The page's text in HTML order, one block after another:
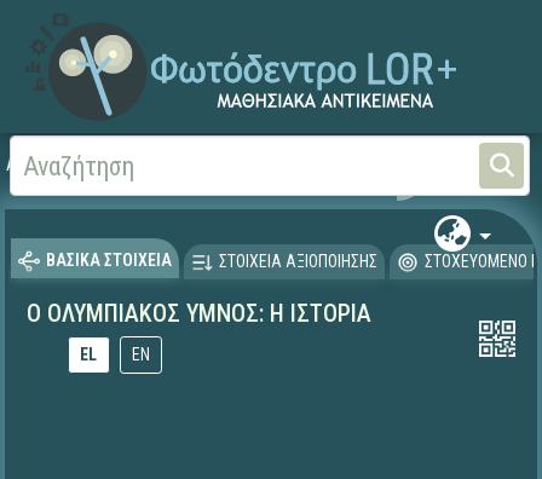
Αρχική
ΒΑΣΙΚΑ ΣΤΟΙΧΕΙΑ ΣΤΟΙΧΕΙΑ ΑΞΙΟΠΟΙΗΣΗΣ ΣΤΟΧΕΥΟΜΕΝΟ
Ο ΟΛΥΜΠΙΑΚΟΣ ΥΜΝΟΣ: Η ΙΣΤΟΡΙΑ
EL EN